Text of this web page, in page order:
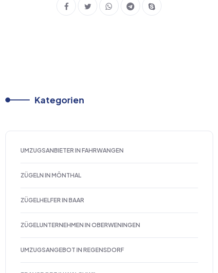
Kategorien
UMZUGSANBIETER IN FAHRWANGEN
ZÜGELN IN MÖNTHAL
ZÜGELHELFER IN BAAR
ZÜGELUNTERNEHMEN IN OBERWENINGEN
UMZUGSANGEBOT IN REGENSDORF